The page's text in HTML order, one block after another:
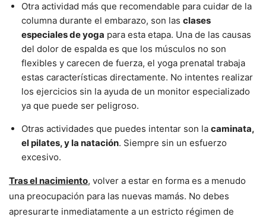
Otra actividad más que recomendable para cuidar de la
columna durante el embarazo, son las clases
especiales de yoga para esta etapa. Una de las causas
del dolor de espalda es que los músculos no son
flexibles y carecen de fuerza, el yoga prenatal trabaja
estas características directamente. No intentes realizar
los ejercicios sin la ayuda de un monitor especializado
ya que puede ser peligroso.
Otras actividades que puedes intentar son la caminata,
el pilates, y la natación. Siempre sin un esfuerzo
excesivo.
Tras el nacimiento, volver a estar en forma es a menudo
una preocupación para las nuevas mamás. No debes
apresurarte inmediatamente a un estricto régimen de